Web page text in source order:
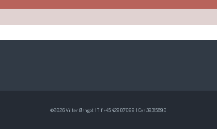
©2026 Vilter Ørngot | Tlf +45 42907099 | Cvr 39315890